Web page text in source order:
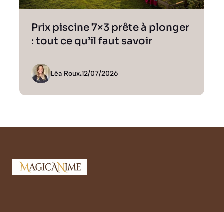
Prix piscine 7×3 prête à plonger
: tout ce qu’il faut savoir
Léa Roux.12/07/2026